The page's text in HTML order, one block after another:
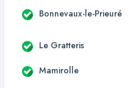
Bonnevaux-le-Prieuré
Le Gratteris
Mamirolle